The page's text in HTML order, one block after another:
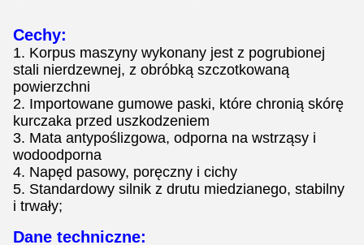
Cechy:
1. Korpus maszyny wykonany jest z pogrubionej
stali nierdzewnej, z obróbką szczotkowaną
powierzchni
2. Importowane gumowe paski, które chronią skórę
kurczaka przed uszkodzeniem
3. Mata antypoślizgowa, odporna na wstrząsy i
wodoodporna
4. Napęd pasowy, poręczny i cichy
5. Standardowy silnik z drutu miedzianego, stabilny
i trwały;
Dane techniczne: